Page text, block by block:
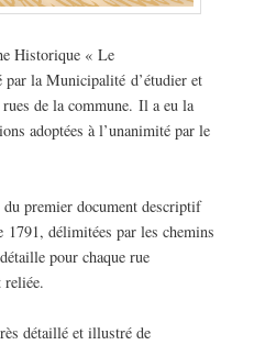
Historique « Le
la Municipalité d’étudier et
de la commune. Il a eu la
adoptées à l’unanimité par le
premier document descriptif
délimitées par les chemins
pour chaque rue
détaillé et illustré de